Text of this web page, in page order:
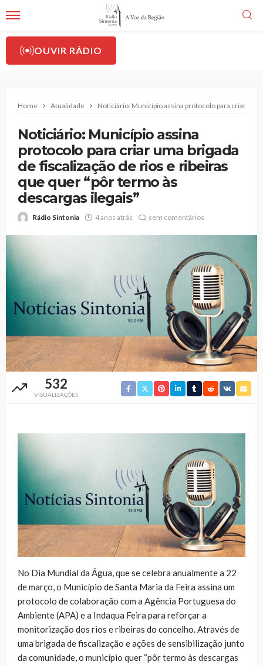
OUVIR RÁDIO
Home Atualidade Noticiário: Município assina protocolo para criar
Noticiário: Município assina
protocolo para criar uma brigada
de fiscalização de rios e ribeiras
que quer “pôr termo às
descargas ilegais”
Rádio Sintonia 4 anos atrás sem comentários
532
VISUALIZAÇÕES
No Dia Mundial da Água, que se celebra anualmente a 22
de março, o Município de Santa Maria da Feira assina um
protocolo de colaboração com a Agência Portuguesa do
Ambiente (APA) e a Indaqua Feira para reforçar a
monitorização dos rios e ribeiras do concelho. Através de
uma brigada de fiscalização e ações de sensibilização junto
da comunidade, o município quer “pôr termo às descargas